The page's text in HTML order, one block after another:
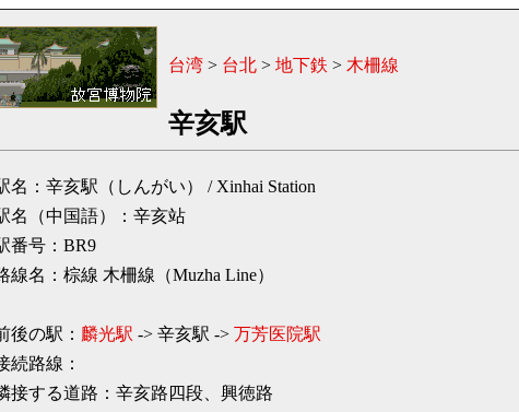
台湾 > 台北 > 地下鉄 > 木柵線
辛亥駅
名：辛亥駅（しんがい） / Xinhai Station
名（中国語）：辛亥站
番号：BR9
線名：棕線 木柵線（Muzha Line）
後の駅： 麟光駅 -> 辛亥駅 -> 万芳医院駅
続路線：
接する道路：辛亥路四段、興徳路